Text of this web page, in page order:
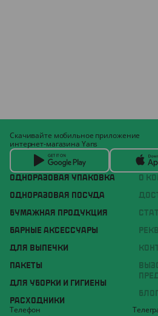
ОДНОРАЗОВАЯ УПАКОВКА
ОДНОРАЗОВАЯ ПОСУДА
БУМАЖНАЯ ПРОДУКЦИЯ
БАРНЫЕ АКСЕССУАРЫ
ДЛЯ ВЫПЕЧКИ
ПАКЕТЫ
ДЛЯ УБОРКИ И ГИГИЕНЫ
РАСХОДНИКИ
О
Скачивайте мобильное приложение
интернет-магазина Yans
Телефон